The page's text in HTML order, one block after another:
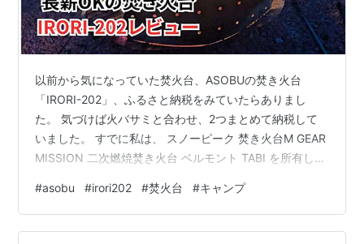
以前から気になっていた焚火台、ASOBUの焚き火台
「IRORI-202」、ふるさと納税をみていたらありまし
た。 気づけば火バサミと合わせ、2つまとめて納税して
いました。 すでに私は、 スノーピーク 焚き火台M GEAR
MISSION 二次燃焼焚き火台 ベルモント TABI を所有して
クトでありながら、火床サイズがしっかり大きい焚き火
台が欲しかったから。 ▶ ASOBU IRORI-202のふるさと
納税をチェックする 【ふるさと納税】 炎と遊ぶ 焚き火
#asobu #irori202 #焚火台 #キャンプ